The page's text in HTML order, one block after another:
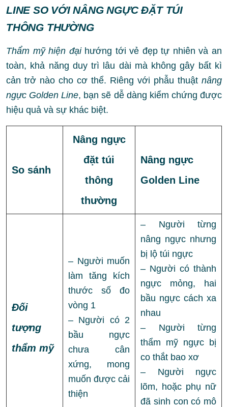
LINE SO VỚI NÂNG NGỰC ĐẶT TÚI
THÔNG THƯỜNG
Thẩm mỹ hiện đạihướng tới vẻ đẹp tự nhiên và an
toàn, khả năng duy trì lâu dài mà không gây bất kì
cản trở nào cho cơ thể. Riêng với phẫu thuật nâng
ngực Golden Line, bạn sẽ dễ dàng kiểm chứng được
hiệu quả và sự khác biệt.
So sánh
Nâng ngực
đặt túi
thông
thường
Nâng ngực
Golden Line
Đối
tượng
thẩm mỹ
– Người muốn
làm tăng kích
thước số đo
vòng 1
– Người có 2
bầu ngực
chưa cân
xứng, mong
muốn được cải
thiện
– Người từng
nâng ngực nhưng
bị lộ túi ngực
– Người có thành
ngực mỏng, hai
bầu ngực cách xa
nhau
– Người từng
thẩm mỹ ngực bị
co thắt bao xơ
– Người ngực
lõm, hoặc phụ nữ
đã sinh con có mô